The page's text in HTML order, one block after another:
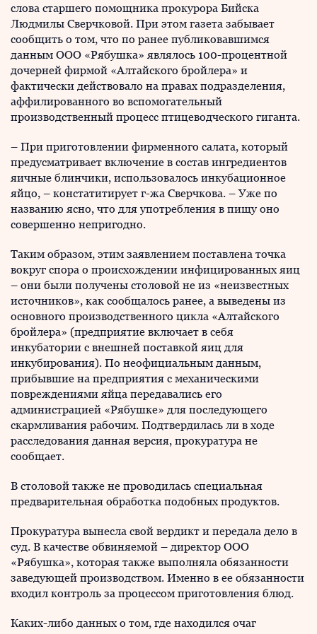
слова старшего помощника прокурора Бийска
Людмилы Сверчковой. При этом газета забывает
сообщить о том, что по ранее публиковавшимся
данным ООО «Рябушка» являлось 100-процентной
дочерней фирмой «Алтайского бройлера» и
фактически действовало на правах подразделения,
аффилированного во вспомогательный
производственный процесс птицеводческого гиганта.
– При приготовлении фирменного салата, который
предусматривает включение в состав ингредиентов
яичные блинчики, использовалось инкубационное
яйцо, – констатитирует г-жа Сверчкова. – Уже по
названию ясно, что для употребления в пищу оно
совершенно непригодно.
Таким образом, этим заявлением поставлена точка
вокруг спора о происхождении инфицированных яиц
– они были получены столовой не из «неизвестных
источников», как сообщалось ранее, а выведены из
основного производственного цикла «Алтайского
бройлера» (предприятие включает в себя
инкубатории с внешней поставкой яиц для
инкубирования). По неофициальным данным,
прибывшие на предприятия с механическими
повреждениями яйца передавались его
администрацией «Рябушке» для последующего
скармливания рабочим. Подтвердилась ли в ходе
расследования данная версия, прокуратура не
сообщает.
В столовой также не проводилась специальная
предварительная обработка подобных продуктов.
Прокуратура вынесла свой вердикт и передала дело в
суд. В качестве обвиняемой – директор ООО
«Рябушка», которая также выполняла обязанности
заведующей производством. Именно в ее обязанности
входил контроль за процессом приготовления блюд.
Каких-либо данных о том, где находился очаг